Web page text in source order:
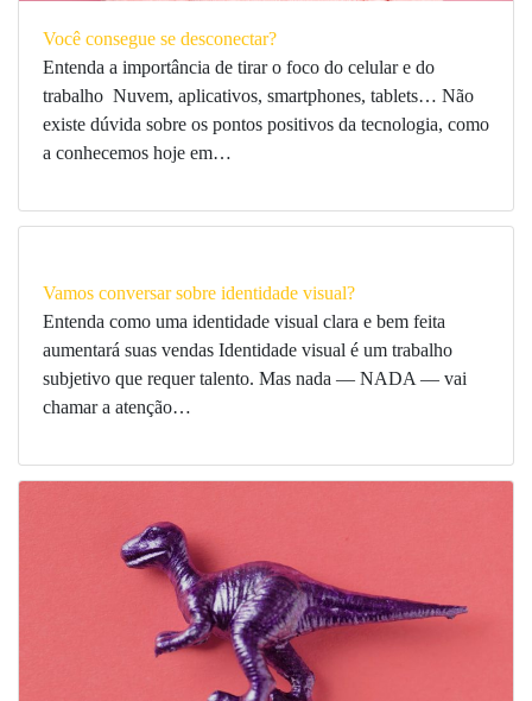
Você consegue se desconectar?
Entenda a importância de tirar o foco do celular e do
trabalho Nuvem, aplicativos, smartphones, tablets… Não
existe dúvida sobre os pontos positivos da tecnologia, como
a conhecemos hoje em…
Vamos conversar sobre identidade visual?
Entenda como uma identidade visual clara e bem feita
aumentará suas vendas Identidade visual é um trabalho
subjetivo que requer talento. Mas nada — NADA — vai
chamar a atenção…